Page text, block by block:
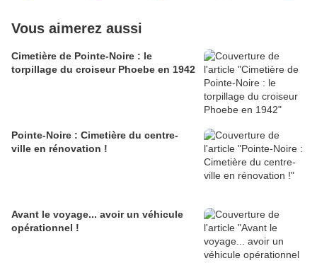
Vous aimerez aussi
Cimetière de Pointe-Noire : le
torpillage du croiseur Phoebe en 1942
Pointe-Noire : Cimetière du centre-
ville en rénovation !
Avant le voyage... avoir un véhicule
opérationnel !